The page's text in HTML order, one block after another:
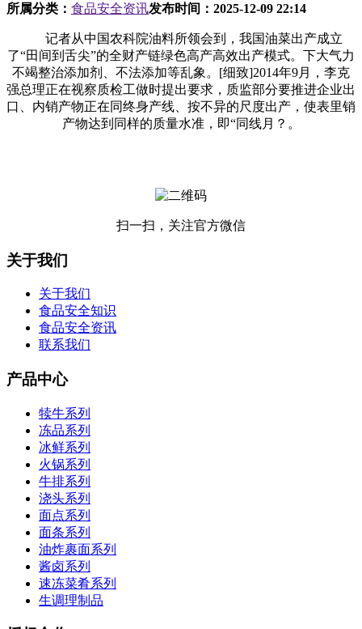
所属分类： 食品安全资讯发布时间： 2025-12-09 22:14
记者从中国农科院油料所领会到，我国油菜出产成立
了“田间到舌尖”的全财产链绿色高产高效出产模式。下大气力
不竭整治添加剂、不法添加等乱象。[细致]2014年9月，李克
强总理正在视察质检工做时提出要求，质监部分要推进企业出
口、内销产物正在同终身产线、按不异的尺度出产，使表里销
产物达到同样的质量水准，即“同线月？。
扫一扫，关注官方微信
关于我们
关于我们
食品安全知识
食品安全资讯
联系我们
产品中心
犊牛系列
冻品系列
冰鲜系列
火锅系列
牛排系列
浇头系列
面点系列
面条系列
油炸裹面系列
酱卤系列
速冻菜肴系列
生调理制品